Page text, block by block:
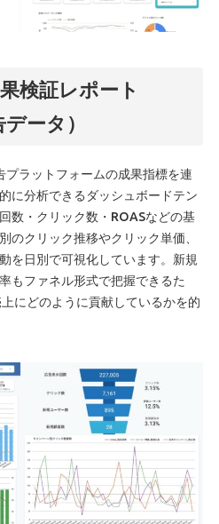
検証レポート
ータ）
ラットフォームの成果指標を連
に分析できるダッシュボードテン
数・クリック数・ROASなどの基
のクリック推移やクリック単価、
を日別で可視化しています。新規
もファネル形式で把握できるた
にどのように貢献しているかを的